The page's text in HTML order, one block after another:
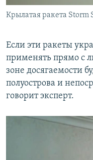
Крылатая ракета Storm
Если эти ракеты
применять прямо с
зоне досягаемости
полуострова и
говорит эксперт.